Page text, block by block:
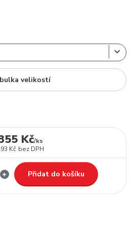
velikostí
Kč/ks
Kč bez DPH
Přidat do košíku